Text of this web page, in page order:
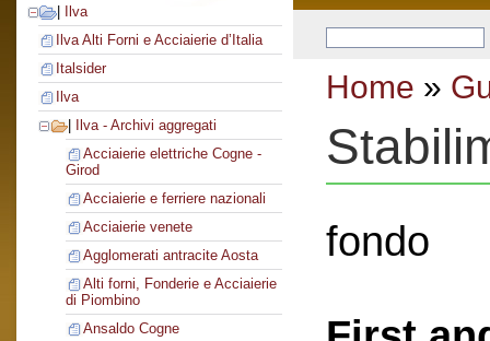
Ilva
Ilva Alti Forni e Acciaierie d’Italia
Italsider
Ilva
Ilva - Archivi aggregati
Acciaierie elettriche Cogne -
Girod
Acciaierie e ferriere nazionali
Acciaierie venete
Agglomerati antracite Aosta
Alti forni, Fonderie e Acciaierie
di Piombino
Ansaldo Cogne
Home »
fondo